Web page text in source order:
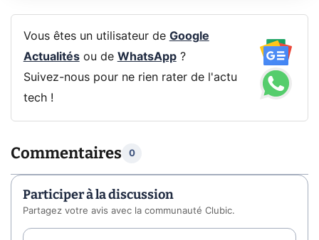
Vous êtes un utilisateur de Google
Actualitésou de WhatsApp?
Suivez-nous pour ne rien rater de l'actu
tech !
Commentaires 0
Participer à la discussion
Partagez votre avis avec la communauté Clubic.